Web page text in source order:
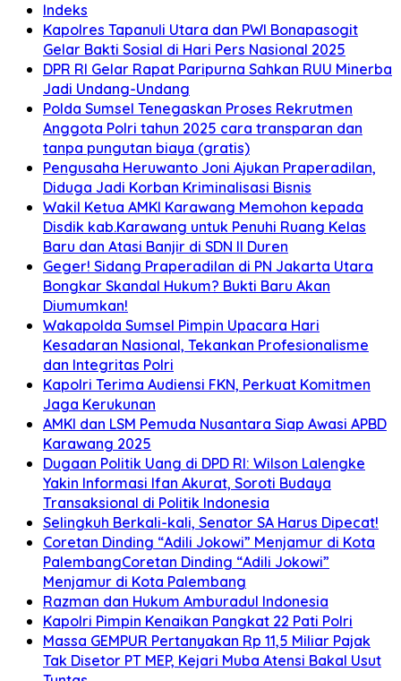
Indeks
Kapolres Tapanuli Utara dan PWI Bonapasogit
Gelar Bakti Sosial di Hari Pers Nasional 2025
DPR RI Gelar Rapat Paripurna Sahkan RUU Minerba
Jadi Undang-Undang
Polda Sumsel Tenegaskan Proses Rekrutmen
Anggota Polri tahun 2025 cara transparan dan
tanpa pungutan biaya (gratis)
Pengusaha Heruwanto Joni Ajukan Praperadilan,
Diduga Jadi Korban Kriminalisasi Bisnis
Wakil Ketua AMKI Karawang Memohon kepada
Disdik kab.Karawang untuk Penuhi Ruang Kelas
Baru dan Atasi Banjir di SDN II Duren
Geger! Sidang Praperadilan di PN Jakarta Utara
Bongkar Skandal Hukum? Bukti Baru Akan
Diumumkan!
Wakapolda Sumsel Pimpin Upacara Hari
Kesadaran Nasional, Tekankan Profesionalisme
dan Integritas Polri
Kapolri Terima Audiensi FKN, Perkuat Komitmen
Jaga Kerukunan
AMKI dan LSM Pemuda Nusantara Siap Awasi APBD
Karawang 2025
Dugaan Politik Uang di DPD RI: Wilson Lalengke
Yakin Informasi Ifan Akurat, Soroti Budaya
Transaksional di Politik Indonesia
Selingkuh Berkali-kali, Senator SA Harus Dipecat!
Coretan Dinding “Adili Jokowi” Menjamur di Kota
PalembangCoretan Dinding “Adili Jokowi”
Menjamur di Kota Palembang
Razman dan Hukum Amburadul Indonesia
Kapolri Pimpin Kenaikan Pangkat 22 Pati Polri
Massa GEMPUR Pertanyakan Rp 11,5 Miliar Pajak
Tak Disetor PT MEP, Kejari Muba Atensi Bakal Usut